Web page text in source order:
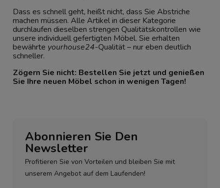
Dass es schnell geht, heißt nicht, dass Sie Abstriche
machen müssen. Alle Artikel in dieser Kategorie
durchlaufen dieselben strengen Qualitätskontrollen wie
unsere individuell gefertigten Möbel. Sie erhalten
bewährte yourhouse24-Qualität – nur eben deutlich
schneller.
Zögern Sie nicht: Bestellen Sie jetzt und genießen
Sie Ihre neuen Möbel schon in wenigen Tagen!
Abonnieren Sie Den
Newsletter
Profitieren Sie von Vorteilen und bleiben Sie mit
unserem Angebot auf dem Laufenden!